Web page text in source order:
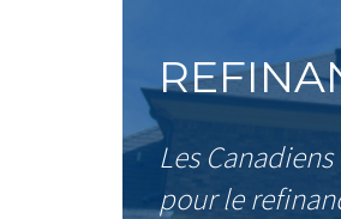
Les
pour le